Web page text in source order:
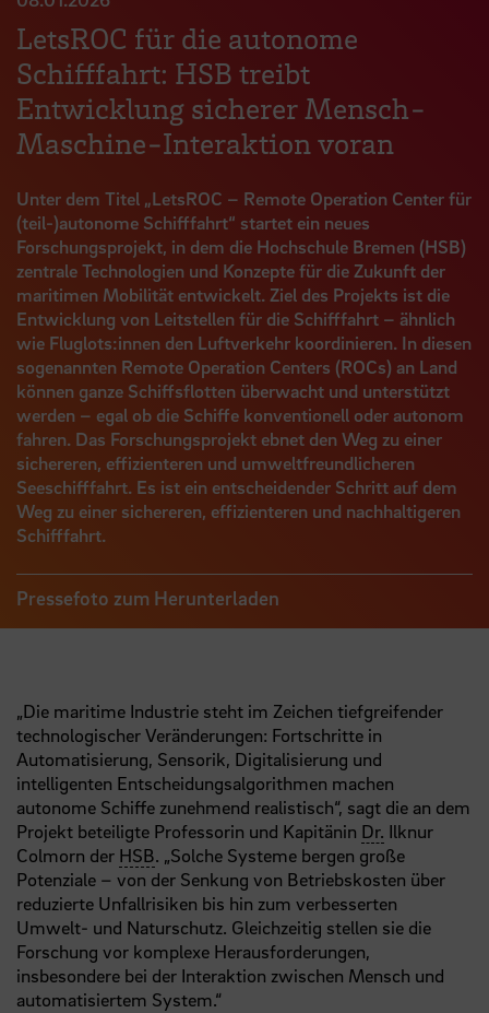
LetsROC für die autonome
Schifffahrt: HSB treibt
Entwicklung sicherer Mensch-
Maschine-Interaktion voran
Unter dem Titel „LetsROC – Remote Operation Center für
(teil-)autonome Schifffahrt“ startet ein neues
Forschungsprojekt, in dem die Hochschule Bremen (HSB)
zentrale Technologien und Konzepte für die Zukunft der
maritimen Mobilität entwickelt. Ziel des Projekts ist die
Entwicklung von Leitstellen für die Schifffahrt – ähnlich
wie Fluglots:innen den Luftverkehr koordinieren. In diesen
sogenannten Remote Operation Centers (ROCs) an Land
können ganze Schiffsflotten überwacht und unterstützt
werden – egal ob die Schiffe konventionell oder autonom
fahren. Das Forschungsprojekt ebnet den Weg zu einer
sichereren, effizienteren und umweltfreundlicheren
Seeschifffahrt. Es ist ein entscheidender Schritt auf dem
Weg zu einer sichereren, effizienteren und nachhaltigeren
Schifffahrt.
Pressefoto zum Herunterladen
„Die maritime Industrie steht im Zeichen tiefgreifender
technologischer Veränderungen: Fortschritte in
Automatisierung, Sensorik, Digitalisierung und
intelligenten Entscheidungsalgorithmen machen
autonome Schiffe zunehmend realistisch“, sagt die an dem
Projekt beteiligte Professorin und Kapitänin Dr. Ilknur
Colmorn der HSB. „Solche Systeme bergen große
Potenziale – von der Senkung von Betriebskosten über
reduzierte Unfallrisiken bis hin zum verbesserten
Umwelt- und Naturschutz. Gleichzeitig stellen sie die
Forschung vor komplexe Herausforderungen,
insbesondere bei der Interaktion zwischen Mensch und
automatisiertem System.“